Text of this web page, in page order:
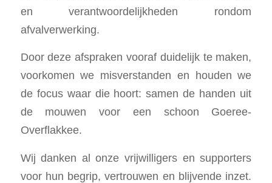
en verantwoordelijkheden rondom
afvalverwerking.
Door deze afspraken vooraf duidelijk te maken,
voorkomen we misverstanden en houden we
de focus waar die hoort: samen de handen uit
de mouwen voor een schoon Goeree-
Overflakkee.
Wij danken al onze vrijwilligers en supporters
voor hun begrip, vertrouwen en blijvende inzet.